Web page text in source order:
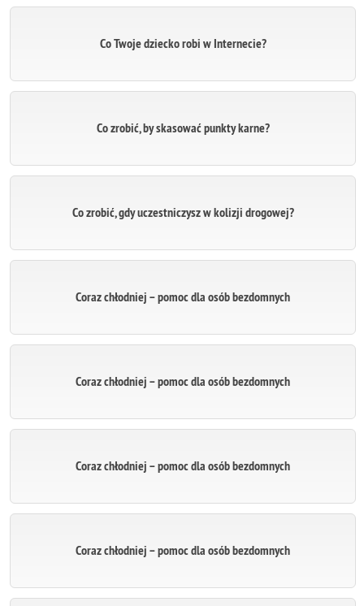
Co Twoje dziecko robi w Internecie?
Co zrobić, by skasować punkty karne?
Co zrobić, gdy uczestniczysz w kolizji drogowej?
Coraz chłodniej – pomoc dla osób bezdomnych
Coraz chłodniej – pomoc dla osób bezdomnych
Coraz chłodniej – pomoc dla osób bezdomnych
Coraz chłodniej – pomoc dla osób bezdomnych